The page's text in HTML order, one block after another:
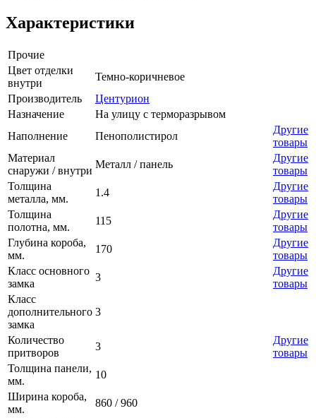
Характеристики
Прочие
Цвет отделки
внутри
Темно-коричневое
Производитель
Центурион
Назначение
На улицу с терморазрывом
Наполнение
Пенополистирол
Другие
товары
Материал
снаружи / внутри
Металл / панель
Другие
товары
Толщина
металла, мм.
1.4
Другие
товары
Толщина
полотна, мм.
115
Другие
товары
Глубина короба,
мм.
170
Другие
товары
Класс основного
замка
3
Другие
товары
Класс
дополнительного
замка
3
Количество
притворов
3
Другие
товары
Толщина панели,
мм.
10
Ширина короба,
мм.
860 / 960